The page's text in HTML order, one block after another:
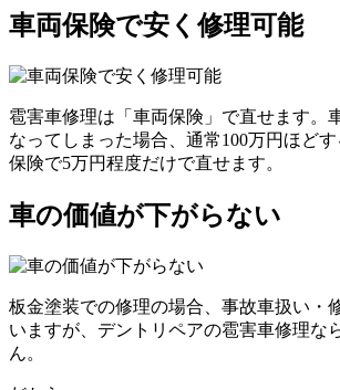
車両保険で安く修理可能
雹害車修理は「車両保険」で直せます。
なってしまった場合、通常100万円ほど
保険で5万円程度だけで直せます。
車の価値が下がらない
板金塗装での修理の場合、事故車扱い・
いますが、デントリペアの雹害車修理な
ん。